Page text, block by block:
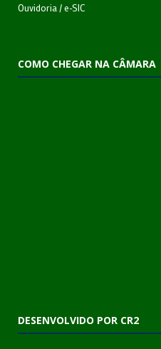
Ouvidoria /e-SIC
COMO CHEGAR NA CÂMARA
DESENVOLVIDO POR CR2